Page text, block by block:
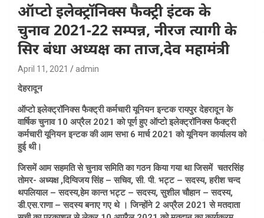
ऑप्टो इलेक्ट्रॉनिक्स फैक्ट्री इंटक के
चुनाव 2021-22 सम्पन्न, नीरज त्यागी के
सिर बंधा अध्यक्ष का ताज,देव महामंत्री
April 11, 2021 admin
देहरादून
ऑप्टो इलेक्ट्रॉनिक्स फैक्ट्री कर्मचारी यूनियन इन्टक रायपुर देहरादून के
वार्षिक चुनाव 10 अप्रैल 2021 को पूर्ण हुए ऑप्टो इलेक्ट्रॉनिक्स फैक्ट्री
कर्मचारी यूनियन इन्टक की आम सभा 6 मार्च 2021 को यूनियन कार्यालय को
हुई थी।
जिसमें आम सहमति से चुनाव समिति का गठन किया गया था जिसमें चतरसिंह
तोमर- अध्यक्ष ,दिग्विजय सिंह – सचिव, सी. पी. भट्ट – सदस्य, हरीश चन्द
थपलियाल – सदस्य,हेम कान्त भट्ट – सदस्य, सुशील चौहान – सदस्य,
डी.एस.राणा – सदस्य बनाए गए थे । जिन्होंने 2 अप्रैल 2021 से मतदाता